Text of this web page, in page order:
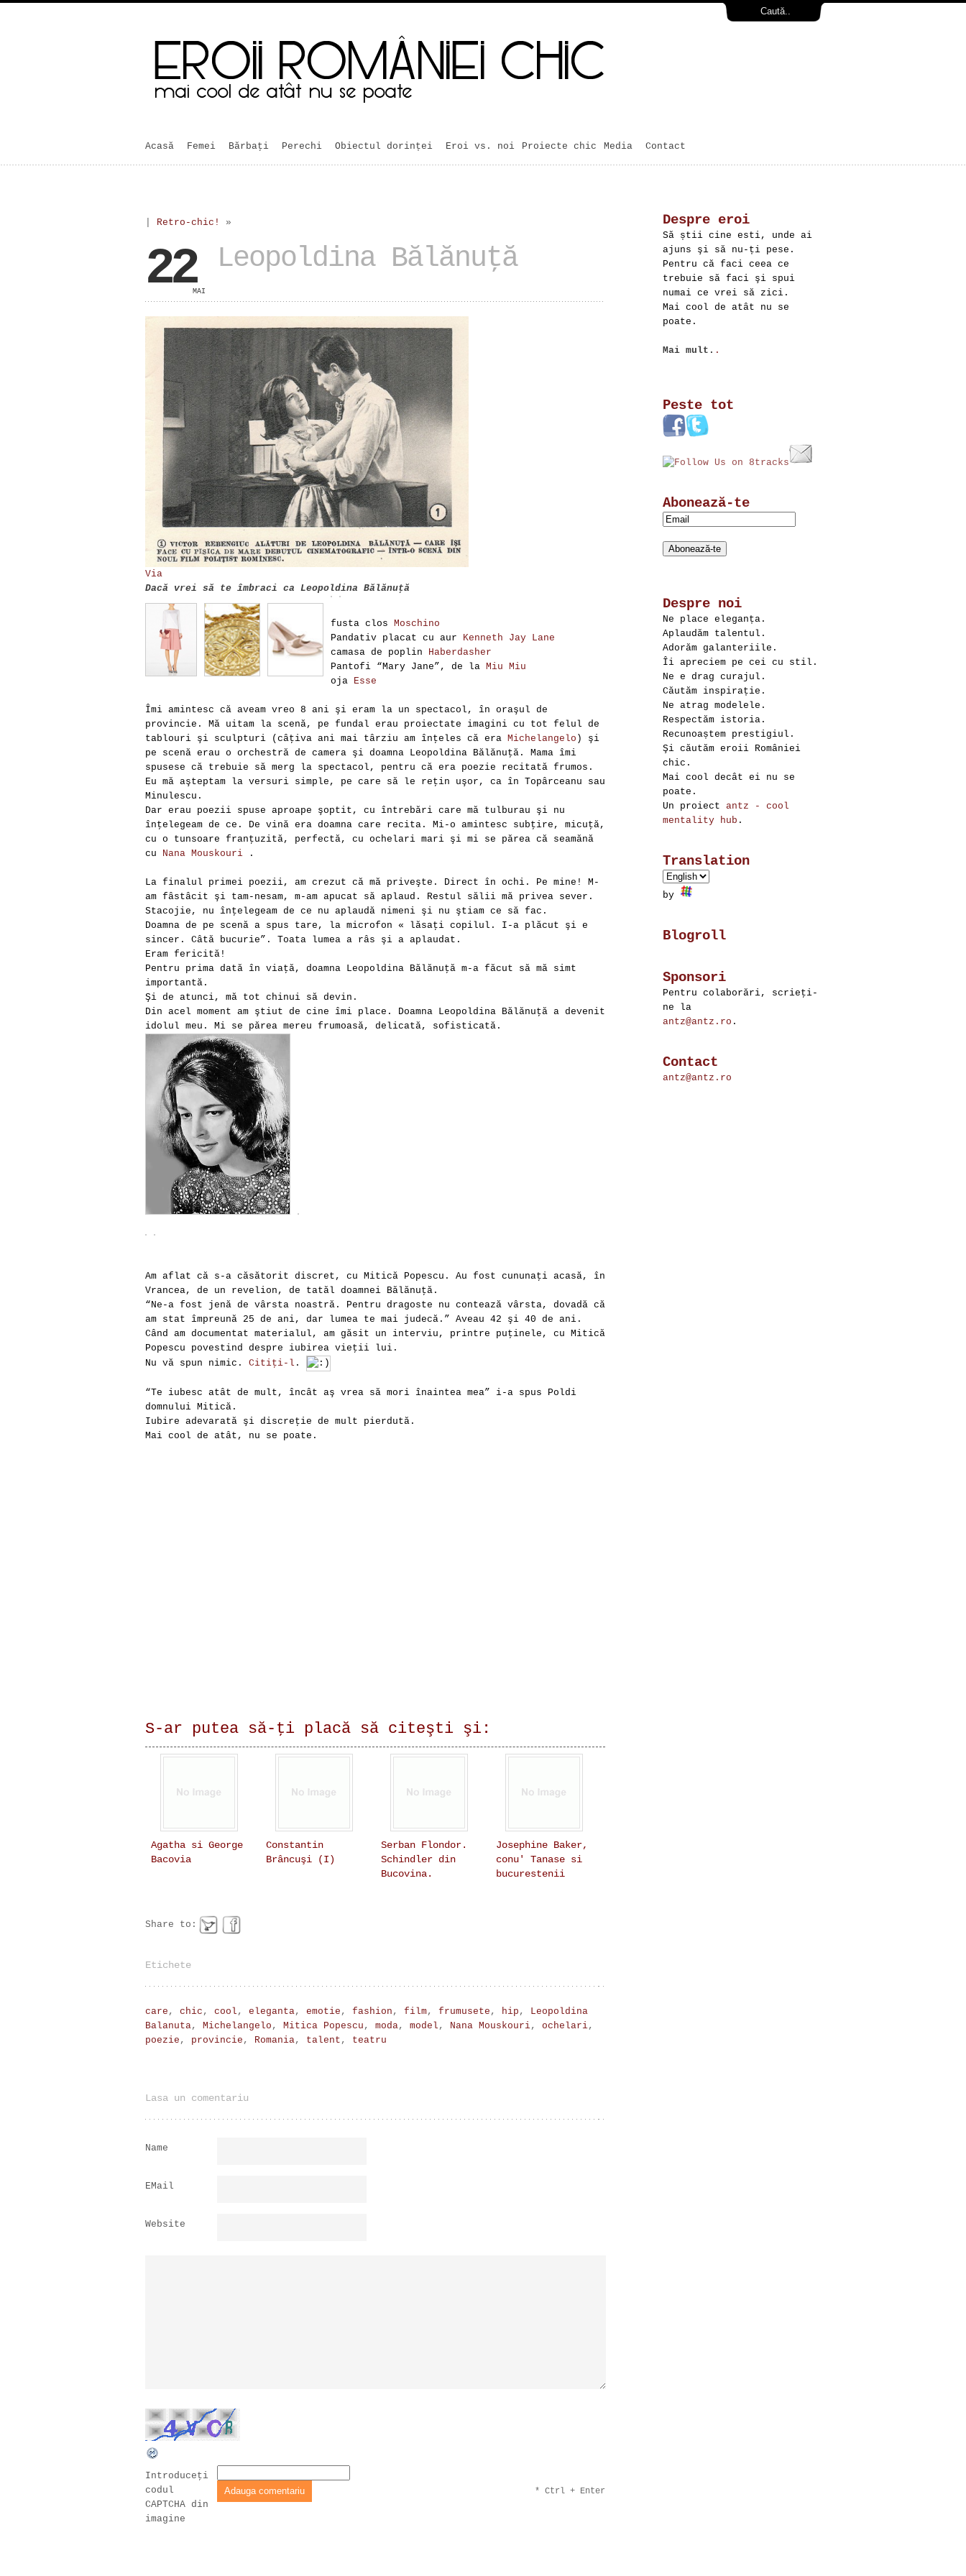
Acasă Femei Bărbaţi Perechi Obiectul dorinței Eroi vs. noi Proiecte chic Media Contact
Retro-chic! »
22MAI
Leopoldina Bălănuţă
Via
Dacă vrei să te îmbraci ca Leopoldina Bălănuţă
fusta clos Moschino
Pandativ placat cu aur Kenneth Jay Lane
camasa de poplin Haberdasher
Pantofi “Mary Jane”, de la Miu Miu
oja Esse
Îmi amintesc că aveam vreo 8 ani şi eram la un spectacol, în oraşul de
provincie. Mă uitam la scenă, pe fundal erau proiectate imagini cu tot felul de
tablouri şi sculpturi (câţiva ani mai târziu am înţeles că era Michelangelo ) şi
pe scenă erau o orchestră de camera şi doamna Leopoldina Bălănuţă. Mama îmi
spusese că trebuie să merg la spectacol, pentru că era poezie recitată frumos.
Eu mă aşteptam la versuri simple, pe care să le reţin uşor, ca în Topârceanu sau
Minulescu.
Dar erau poezii spuse aproape şoptit, cu întrebări care mă tulburau şi nu
înţelegeam de ce. De vină era doamna care recita. Mi-o amintesc subţire, micuţă,
cu o tunsoare franţuzită, perfectă, cu ochelari mari şi mi se părea că seamănă
cu Nana Mouskouri .
La finalul primei poezii, am crezut că mă priveşte. Direct în ochi. Pe mine! M-
am fâstâcit şi tam-nesam, m-am apucat să aplaud. Restul sălii mă privea sever.
Stacojie, nu înţelegeam de ce nu aplaudă nimeni şi nu ştiam ce să fac.
Doamna de pe scenă a spus tare, la microfon « lăsaţi copilul. I-a plăcut şi e
sincer. Câtă bucurie”. Toata lumea a râs şi a aplaudat.
Eram fericită!
Pentru prima dată în viaţă, doamna Leopoldina Bălănuţă m-a făcut să mă simt
importantă.
Şi de atunci, mă tot chinui să devin.
Din acel moment am ştiut de cine îmi place. Doamna Leopoldina Bălănuţă a devenit
idolul meu. Mi se părea mereu frumoasă, delicată, sofisticată.
Am aflat că s-a căsătorit discret, cu Mitică Popescu. Au fost cununaţi acasă, în
Vrancea, de un revelion, de tatăl doamnei Bălănuţă.
“Ne-a fost jenă de vârsta noastră. Pentru dragoste nu contează vârsta, dovadă că
am stat împreună 25 de ani, dar lumea te mai judecă.” Aveau 42 şi 40 de ani.
Când am documentat materialul, am găsit un interviu, printre puţinele, cu Mitică
Popescu povestind despre iubirea vieţii lui.
Nu vă spun nimic. Citiţi-l .
“Te iubesc atât de mult, încât aş vrea să mori înaintea mea” i-a spus Poldi
domnului Mitică.
Iubire adevarată şi discreţie de mult pierdută.
Mai cool de atât, nu se poate.
S-ar putea să-ţi placă să citeşti şi:
Agatha si George
Bacovia
Constantin
Brâncuşi (I)
Serban Flondor.
Schindler din
Bucovina.
Josephine Baker,
conu' Tanase si
bucurestenii
Share to:
Etichete
care , chic , cool , eleganta, emotie , fashion , film, frumusete , hip , Leopoldina
Balanuta, Michelangelo , Mitica Popescu , moda, model , Nana Mouskouri, ochelari,
poezie , provincie , Romania, talent , teatru
Lasa un comentariu
Name
EMail
Website
Introduceţi
codul
CAPTCHA din
imagine
* Ctrl + Enter
Despre eroi
Să știi cine esti, unde ai
ajuns şi să nu-ți pese.
Pentru că faci ceea ce
trebuie să faci şi spui
numai ce vrei să zici.
Mai cool de atât nu se
poate.
Mai mult. .
Peste tot
Abonează-te
Despre noi
Ne place eleganța.
Aplaudăm talentul.
Adorăm galanteriile.
Îi apreciem pe cei cu stil.
Ne e drag curajul.
Căutăm inspirație.
Ne atrag modelele.
Respectăm istoria.
Recunoaștem prestigiul.
Şi căutăm eroii României
chic.
Mai cool decât ei nu se
poate.
Un proiect antz - cool
mentality hub .
Translation
by
Blogroll
Sponsori
Pentru colaborări, scrieţi-
ne la
antz@antz.ro .
Contact
antz@antz.ro